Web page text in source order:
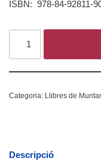
ISBN: 978-84-
Categoria: Llibres de
Descripció